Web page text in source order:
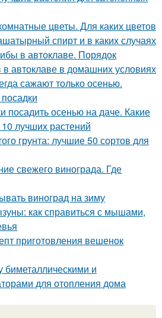
цветы. Для каких цветов
спирт и в каких случаях
в автоклаве. Порядок
в автоклаве в домашних условиях
сажают только осенью.
посадить осенью на даче. Какие
лучших растений
грунта: лучшие 50 сортов для
свежего винограда. Где
виноград на зиму
как справиться с мышами,
приготовления вешенок
биметаллическими и
для отопления дома